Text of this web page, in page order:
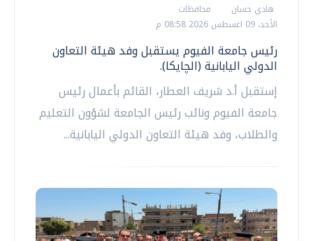
هادي حسان
محافظات
الأحد، 09 اغسطس 2026 08:58 م
رئيس جامعة الفيوم يستقبل وفد هيئة التعاون
الدولي اليابانية (الچايكا).
إستقبل أ.د شريف العطار، القائم بأعمال رئيس
جامعة الفيوم ونائب رئيس الجامعة لشؤون التعليم
والطلاب، وفد هيئة التعاون الدولي اليابانية...